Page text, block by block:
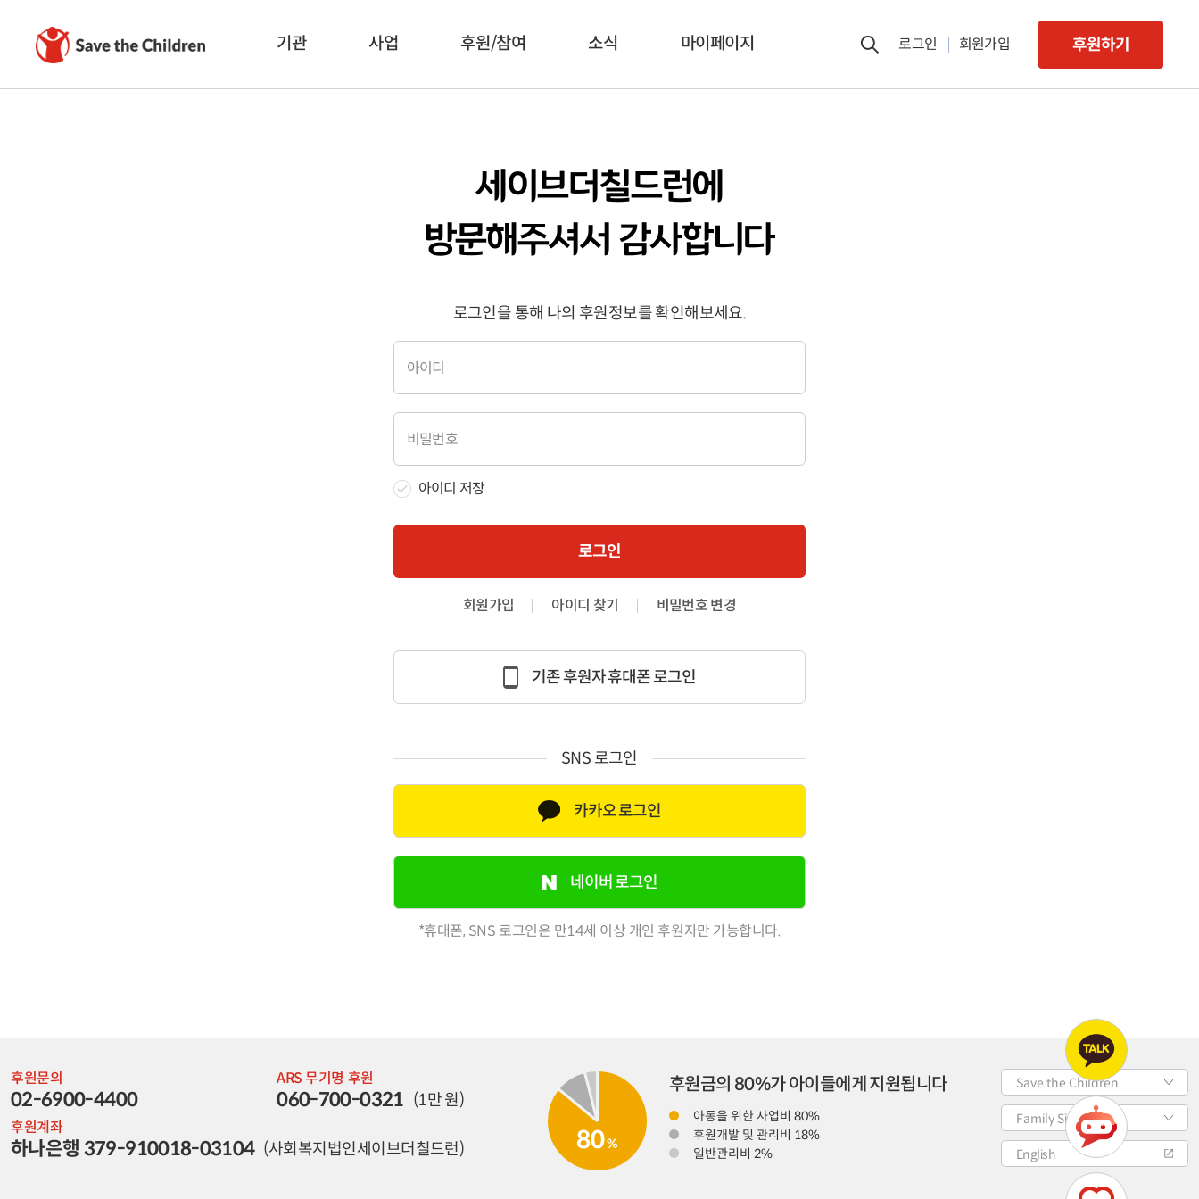
기관 사업 후원/참여 소식 마이페이지 로그인 회원가입 후원하기
세이브더칠드런에
방문해주셔서 감사합니다
로그인을 통해 나의 후원정보를 확인해보세요.
아이디 저장
로그인
회원가입 아이디 찾기 비밀번호 변경
기존 후원자 휴대폰 로그인
SNS 로그인
카카오 로그인
네이버 로그인
*휴대폰, SNS 로그인은 만14세 이상 개인 후원자만 가능합니다.
후원문의
02-6900-4400
ARS 무기명 후원
060-700-0321 (1만 원)
후원계좌
하나은행 379-910018-03104 (사회복지법인세이브더칠드런) 80%
후원금의 80%가 아이들에게 지원됩니다
아동을 위한 사업비 80%
후원개발 및 관리비 18%
일반관리비 2%
Save the Children
Family Site
English